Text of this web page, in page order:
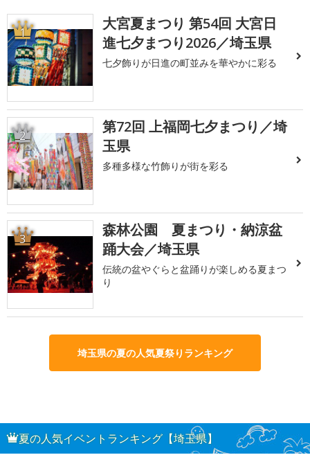
1
大宮夏まつり 第54回 大宮日
進七夕まつり2026／埼玉県
七夕飾りが日進の町並みを華やかに彩る
2
第72回 上福岡七夕まつり／埼
玉県
多種多様な竹飾りが街を彩る
3
森林公園 夏まつり・納涼盆
踊大会／埼玉県
伝統の盆やぐらと盆踊りが楽しめる夏まつ
り
埼玉県の夏の人気夏祭りランキング
夏の人気イベントランキング【埼玉県】